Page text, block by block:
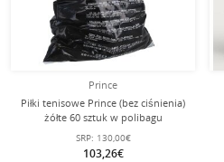
Prince
Piłki tenisowe Prince (bez ciśnienia)
żółte 60 sztuk w polibagu
SRP: 130,00€
103,26€